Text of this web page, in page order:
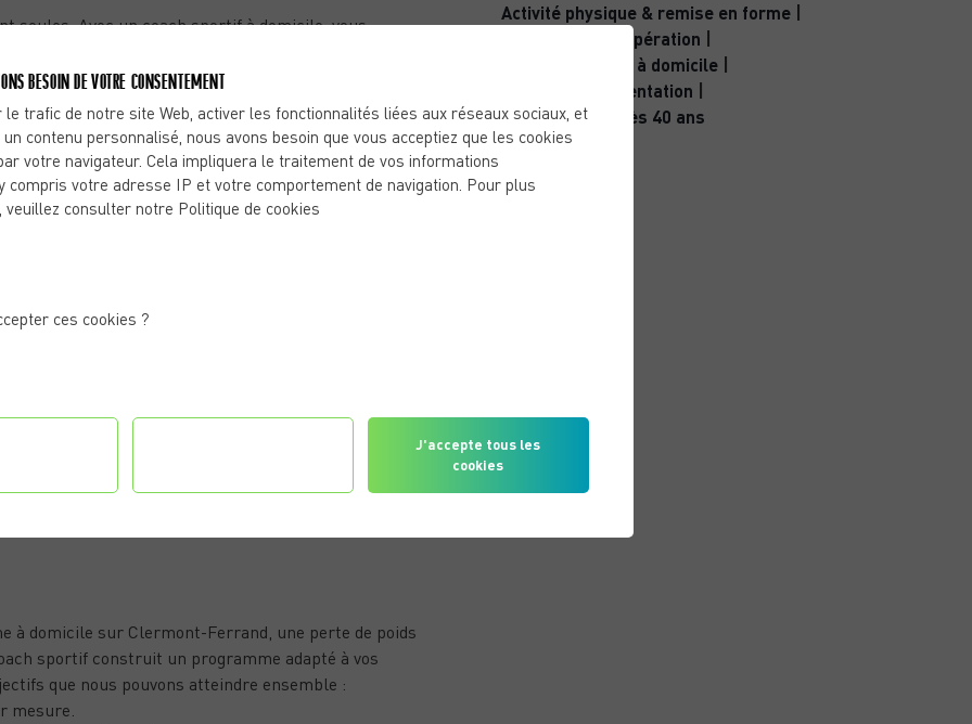
seules. Avec un coach sportif à domicile, vous
suivi régulier. Cela vous aide à rester motivé(e) et à
transpirer : il vous motive, vous encourage et vous
baisse d’énergie.
sportif. Beaucoup de personnes commencent
Avec un coach à domicile, vous bénéficiez non
accompagnement humain qui vous aide à rester
peuvent
financièrement.
que 25 € après déduction fiscale.
sportif à Clermont-Ferrand, rendez-vous sur
à domicile sur Clermont-Ferrand, une perte de poids
sportif construit un programme adapté à vos
que nous pouvons atteindre ensemble :
mesure.
Activité physique & remise en forme
Bien-être & récupération
Coaching sportif à domicile
Nutrition & alimentation
Sport Santé après 40 ans
BESOIN DE VOTRE CONSENTEMENT
le trafic de notre site Web, activer les fonctionnalités liées aux réseaux sociaux, et
contenu personnalisé, nous avons besoin que vous acceptiez que les cookies
votre navigateur. Cela impliquera le traitement de vos informations
compris votre adresse IP et votre comportement de navigation. Pour plus
veuillez consulter notre Politique de cookies
ces cookies ?
J'accepte tous les
cookies